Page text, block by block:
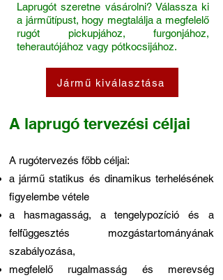
Laprugót szeretne vásárolni? Válassza ki
a járműtípust, hogy megtalálja a megfelelő
rugót pickupjához, furgonjához,
teherautójához vagy pótkocsijához.
Jármű kiválasztása
A laprugó tervezési céljai
A rugótervezés főbb céljai:
a jármű statikus és dinamikus terhelésének
figyelembe vétele
a hasmagasság, a tengelypozíció és a
felfüggesztés mozgástartományának
szabályozása,
megfelelő rugalmasság és merevség